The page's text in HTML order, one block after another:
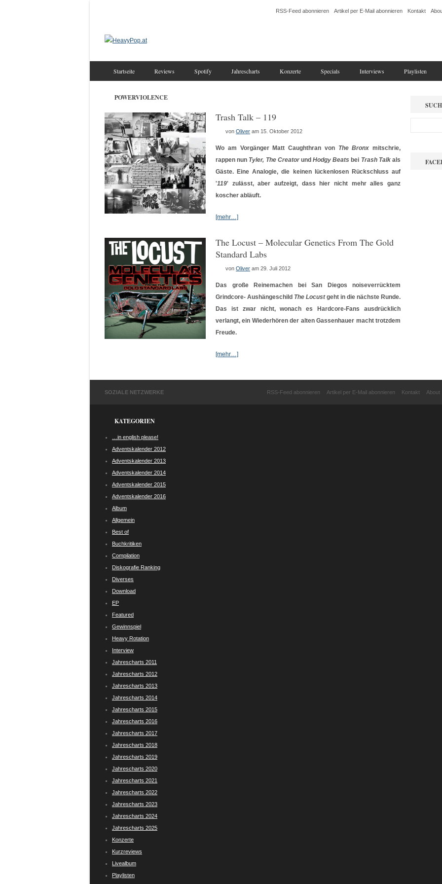
RSS-Feed abonnieren Artikel per E-Mail abonnieren Kontakt
Startseite Reviews Spotify Jahrescharts Konzerte Specials Interviews Playlisten
POWERVIOLENCE
Trash Talk – 119
von Oliver am 15. Oktober 2012
Wo am Vorgänger Matt Caughthran von The Bronx mitschrie,
rappen nun Tyler, The CreatorundHodgy Beats bei Trash Talkals
Gäste. Eine Analogie, die keinen lückenlosen Rückschluss auf
'119' zulässt, aber aufzeigt, dass hier nicht mehr alles ganz
koscher abläuft.
[mehr…]
The Locust – Molecular Genetics From The Gold
Standard Labs
von Oliver am 29. Juli 2012
Das große Reinemachen bei San Diegos noiseverrücktem
Grindcore- Aushängeschild The Locustgeht in die nächste Runde.
Das ist zwar nicht, wonach es Hardcore-Fans ausdrücklich
verlangt, ein Wiederhören der alten Gassenhauer macht trotzdem
Freude.
[mehr…]
SOZIALE NETZWERKE RSS-Feed abonnieren Artikel per E-Mail abonnieren Kontakt About
KATEGORIEN
…in english please!
Adventskalender 2012
Adventskalender 2013
Adventskalender 2014
Adventskalender 2015
Adventskalender 2016
Album
Allgemein
Best of
Buchkritiken
Compilation
Diskografie Ranking
Diverses
Download
EP
Featured
Gewinnspiel
Heavy Rotation
Interview
Jahrescharts 2011
Jahrescharts 2012
Jahrescharts 2013
Jahrescharts 2014
Jahrescharts 2015
Jahrescharts 2016
Jahrescharts 2017
Jahrescharts 2018
Jahrescharts 2019
Jahrescharts 2020
Jahrescharts 2021
Jahrescharts 2022
Jahrescharts 2023
Jahrescharts 2024
Jahrescharts 2025
Konzerte
Kurzreviews
Livealbum
Playlisten